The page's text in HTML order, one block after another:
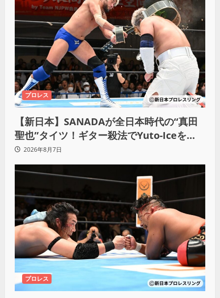
プロレス
【新日本】SANADAが全日本時代の“真田
聖也”タイツ！ギター殺法でYuto-Iceを
KO「俺と闘う時は考えろ。感じるな」
2026年8月7日
プロレス